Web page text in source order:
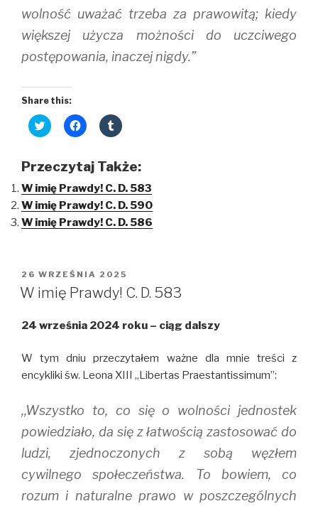
wolność uważać trzeba za prawowitą; kiedy
większej użycza możności do uczciwego
postępowania, inaczej nigdy.”
Share this:
C
l
t
s
h
a
r
e
i
t
t
e
O
n
s
i
n
w
w
i
n
d
o
)
C
l
t
s
h
a
r
e
c
e
b
o
(
e
n
s
i
e
w
w
i
d
C
l
t
s
h
a
r
e
m
b
l
r
p
s
i
n
n
w
i
n
d
w
Przeczytaj Także:
W imię Prawdy! C. D. 583
W imię Prawdy! C. D. 590
W imię Prawdy! C. D. 586
OPUBLIKOWANE
W
26 WRZEŚNIA 2025
W imię Prawdy! C. D. 583
24 września 2024 roku – ciąg dalszy
W tym dniu przeczytałem ważne dla mnie treści z
encykliki św. Leona XIII ,,Libertas Praestantissimum”:
,,Wszystko to, co się o wolności jednostek
powiedziało, da się z łatwością zastosować do
ludzi, zjednoczonych z sobą węzłem
cywilnego społeczeństwa. To bowiem, co
rozum i naturalne prawo w poszczególnych